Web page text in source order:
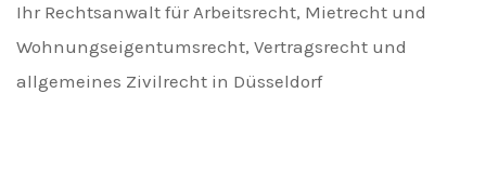
Ihr Rechtsanwalt für Arbeitsrecht, Mietrecht und
Wohnungseigentumsrecht, Vertragsrecht und
allgemeines Zivilrecht in Düsseldorf